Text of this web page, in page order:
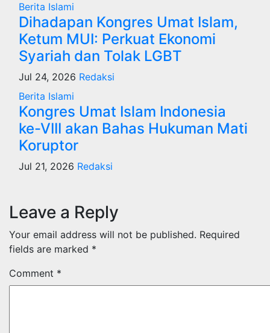
Berita Islami
Dihadapan Kongres Umat Islam,
Ketum MUI: Perkuat Ekonomi
Syariah dan Tolak LGBT
Jul 24, 2026 Redaksi
Berita Islami
Kongres Umat Islam Indonesia
ke-VIII akan Bahas Hukuman Mati
Koruptor
Jul 21, 2026 Redaksi
Leave a Reply
Your email address will not be published. Required
fields are marked *
Comment *